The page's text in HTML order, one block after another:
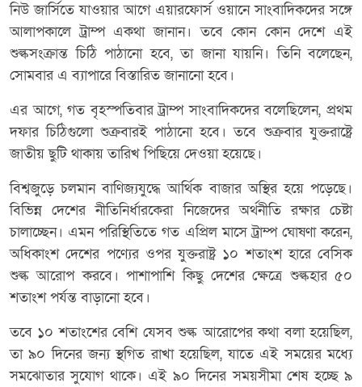
নিউ জার্সিতে যাওয়ার আগে এয়ারফোর্স ওয়ানে সাংবাদিকদের সঙ্গে
আলাপকালে ট্রাম্প একথা জানান। তবে কোন কোন দেশে এই
শুল্কসংক্রান্ত চিঠি পাঠানো হবে, তা জানা যায়নি। তিনি বলেছেন,
সোমবার এ ব্যাপারে বিস্তারিত জানানো হবে।
এর আগে, গত বৃহস্পতিবার ট্রাম্প সাংবাদিকদের বলেছিলেন, প্রথম
দফার চিঠিগুলো শুক্রবারই পাঠানো হবে। তবে শুক্রবার যুক্তরাষ্ট্রে
জাতীয় ছুটি থাকায় তারিখ পিছিয়ে দেওয়া হয়েছে।
বিশ্বজুড়ে চলমান বাণিজ্যযুদ্ধে আর্থিক বাজার অস্থির হয়ে পড়েছে।
বিভিন্ন দেশের নীতিনির্ধারকেরা নিজেদের অর্থনীতি রক্ষার চেষ্টা
চালাচ্ছেন। এমন পরিস্থিতিতে গত এপ্রিল মাসে ট্রাম্প ঘোষণা করেন,
অধিকাংশ দেশের পণ্যের ওপর যুক্তরাষ্ট্র ১০ শতাংশ হারে বেসিক
শুল্ক আরোপ করবে। পাশাপাশি কিছু দেশের ক্ষেত্রে শুল্কহার ৫০
শতাংশ পর্যন্ত বাড়ানো হবে।
তবে ১০ শতাংশের বেশি যেসব শুল্ক আরোপের কথা বলা হয়েছিল,
তা ৯০ দিনের জন্য স্থগিত রাখা হয়েছিল, যাতে এই সময়ের মধ্যে
সমঝোতার সুযোগ থাকে। এই ৯০ দিনের সময়সীমা শেষ হচ্ছে ৯